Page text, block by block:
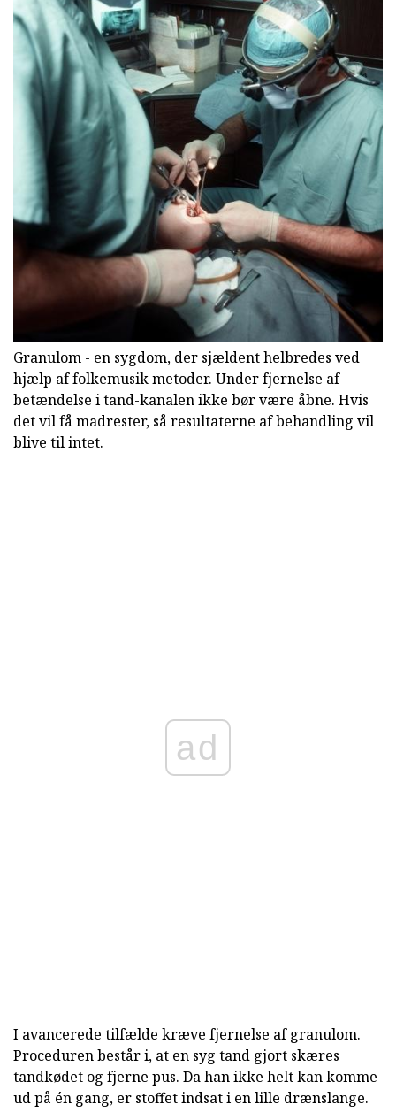
Granulom - en sygdom, der sjældent helbredes ved
hjælp af folkemusik metoder. Under fjernelse af
betændelse i tand-kanalen ikke bør være åbne. Hvis
det vil få madrester, så resultaterne af behandling vil
blive til intet.
ad
I avancerede tilfælde kræve fjernelse af granulom.
Proceduren består i, at en syg tand gjort skæres
tandkødet og fjerne pus. Da han ikke helt kan komme
ud på én gang, er stoffet indsat i en lille drænslange.